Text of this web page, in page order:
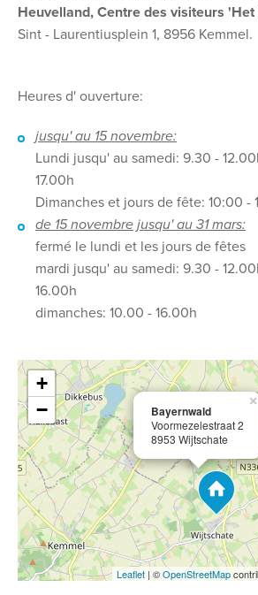
Heuvelland, Centre des visiteurs
Sint - Laurentiusplein 1, 8956 Kemmel.
Heures d' ouverture:
jusqu' au 15 novembre:
Lundi jusqu' au samedi: 9.30 -
17.00h
Dimanches et jours de fête: 10:00 -
de 15 novembre jusqu' au 31 mars:
fermé le lundi et les jours de fêtes
mardi jusqu' au samedi: 9.30 -
16.00h
dimanches: 10.00 - 16.00h
Bayernwald
Voormezelestraat 2
8953 Wijtschate
×
+
−
Leaflet | ©OpenStreetMap